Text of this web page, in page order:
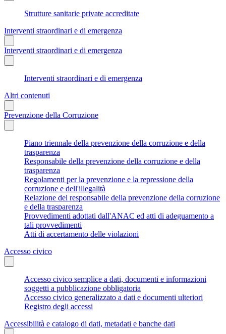
Strutture sanitarie private accreditate
Interventi straordinari e di emergenza
Interventi straordinari e di emergenza
Interventi straordinari e di emergenza
Altri contenuti
Prevenzione della Corruzione
Piano triennale della prevenzione della corruzione e della
trasparenza
Responsabile della prevenzione della corruzione e della
trasparenza
Regolamenti per la prevenzione e la repressione della
corruzione e dell'illegalità
Relazione del responsabile della prevenzione della corruzione
e della trasparenza
Provvedimenti adottati dall'ANAC ed atti di adeguamento a
tali provvedimenti
Atti di accertamento delle violazioni
Accesso civico
Accesso civico semplice a dati, documenti e informazioni
soggetti a pubblicazione obbligatoria
Accesso civico generalizzato a dati e documenti ulteriori
Registro degli accessi
Accessibilità e catalogo di dati, metadati e banche dati